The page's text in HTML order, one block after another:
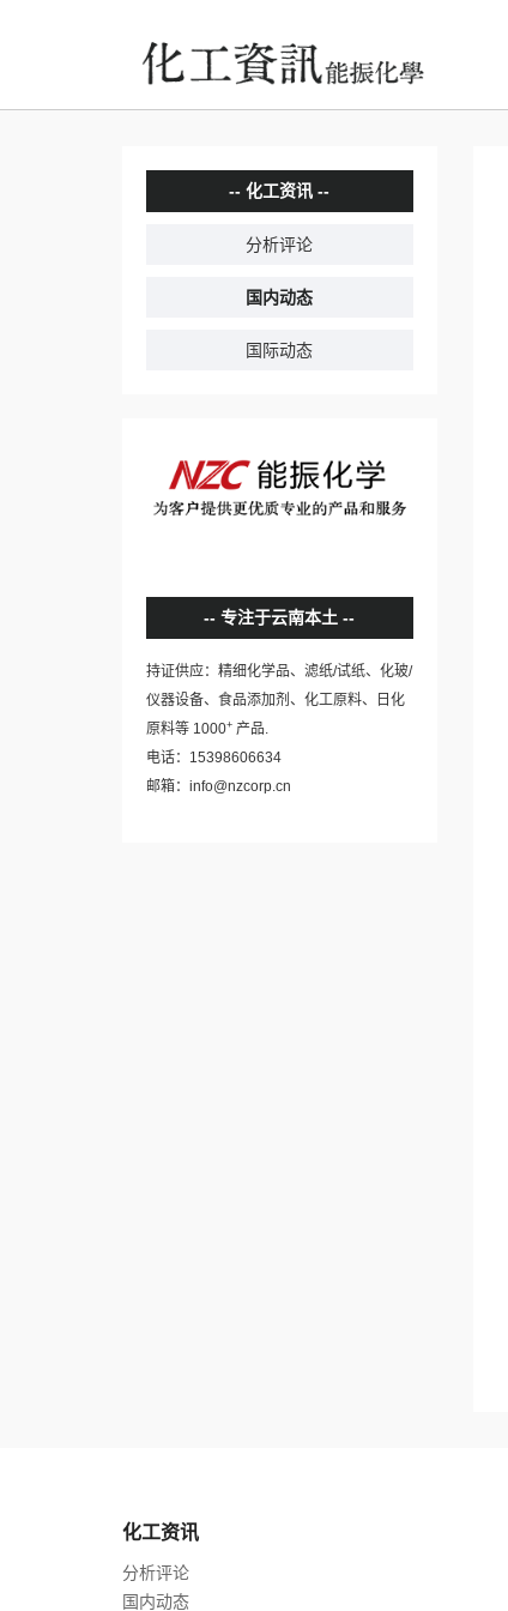
化工资讯
分析评论
国内动态
国际动态
专注于云南本土
持证供应：精细化学品、滤纸/试纸、化玻/
仪器设备、食品添加剂、化工原料、日化
原料等 1000+ 产品.
电话：15398606634
邮箱：info@nzcorp.cn
化工资讯
分析评论
国内动态